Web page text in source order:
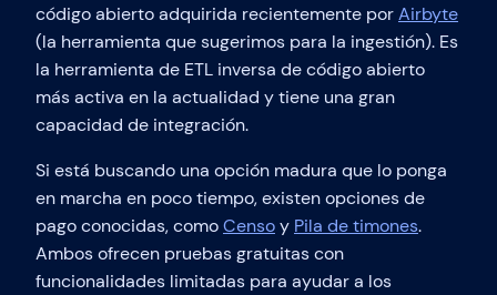
código abierto adquirida recientemente porAirbyte
(la herramienta que sugerimos para la ingestión). Es
la herramienta de ETL inversa de código abierto
más activa en la actualidad y tiene una gran
capacidad de integración.
Si está buscando una opción madura que lo ponga
en marcha en poco tiempo, existen opciones de
pago conocidas, comoCensoy Pila de timones.
Ambos ofrecen pruebas gratuitas con
funcionalidades limitadas para ayudar a los